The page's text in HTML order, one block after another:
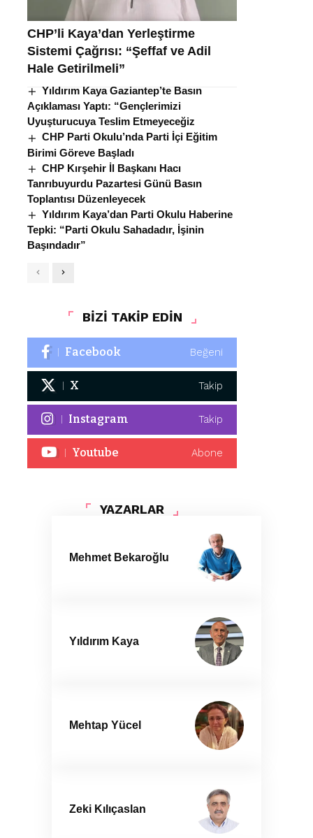
CHP’li Kaya’dan Yerleştirme
Sistemi Çağrısı: “Şeffaf ve Adil
Hale Getirilmeli”
Yıldırım Kaya Gaziantep’te Basın
Açıklaması Yaptı: “Gençlerimizi
Uyuşturucuya Teslim Etmeyeceğiz
CHP Parti Okulu’nda Parti İçi Eğitim
Birimi Göreve Başladı
CHP Kırşehir İl Başkanı Hacı
Tanrıbuyurdu Pazartesi Günü Basın
Toplantısı Düzenleyecek
Yıldırım Kaya’dan Parti Okulu Haberine
Tepki: “Parti Okulu Sahadadır, İşinin
Başındadır”
BİZİ TAKİP EDİN
Facebook Beğeni
X Takip
Instagram Takip
Youtube Abone
YAZARLAR
Mehmet Bekaroğlu
Yıldırım Kaya
Mehtap Yücel
Zeki Kılıçaslan